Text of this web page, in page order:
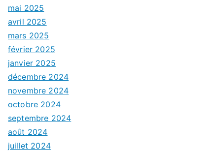
mai 2025
avril 2025
mars 2025
février 2025
janvier 2025
décembre 2024
novembre 2024
octobre 2024
septembre 2024
août 2024
juillet 2024